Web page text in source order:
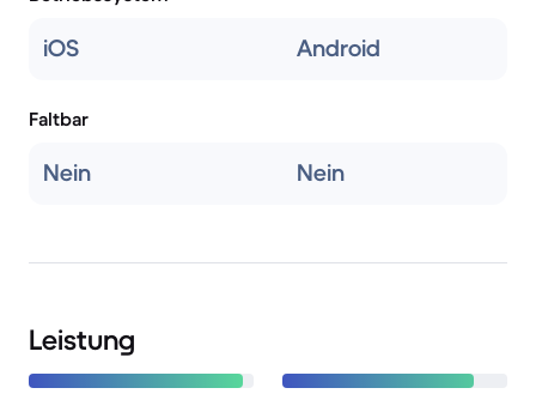
iOS Android
Faltbar
Nein Nein
Leistung